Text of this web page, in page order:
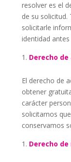
resolver es el
de su solicitud.
solicitarle
identidad
Derecho de
El derecho de
obtener
carácter
solicitarnos
conservamos
Derecho